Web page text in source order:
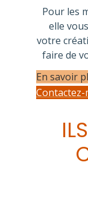
Pour les
elle
votre
faire de
En savoir
Contactez-